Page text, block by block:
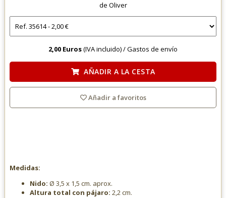
de Oliver
2,00 Euros(IVA incluido) /Gastos de envío
AÑADIR A LA CESTA
Añadir a favoritos
Medidas:
Nido: Ø 3,5 x 1,5 cm. aprox.
Altura total con pájaro: 2,2 cm.